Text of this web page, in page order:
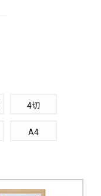
4切
A4